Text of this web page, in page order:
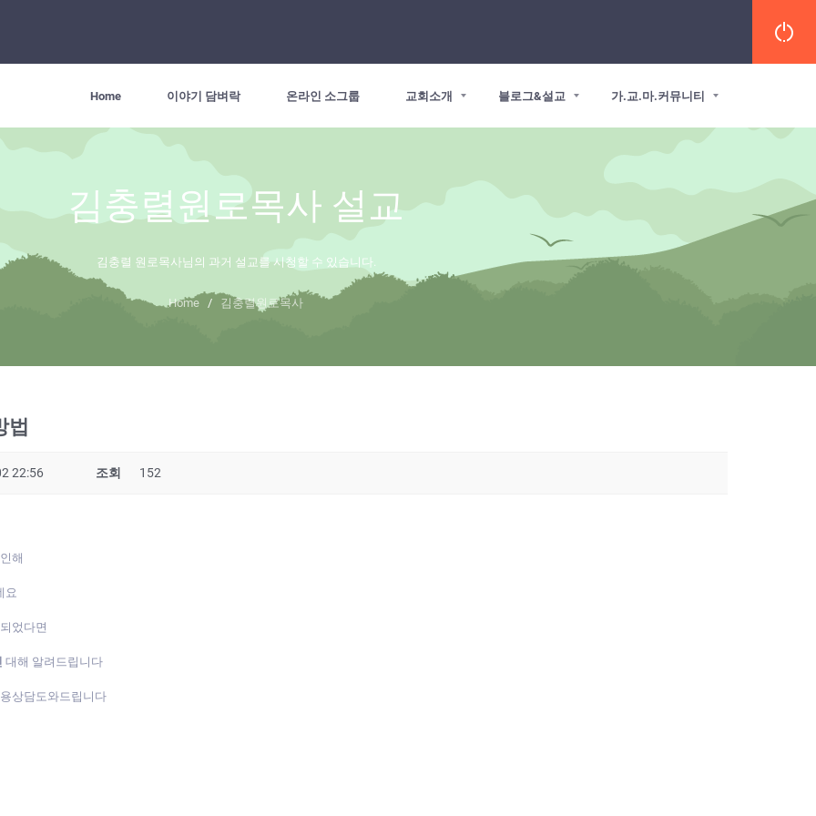
Home 이야기 담벼락 온라인 소그룹 교회소개 블로그&설교 가.교.마.커뮤니티
김충렬원로목사 설교
김충렬 원로목사님의 과거 설교를 시청할 수 있습니다.
Home / 김충렬원로목사
법
22:56 조회 152
해
요
었다면
대해 알려드립니다
상담도와드립니다